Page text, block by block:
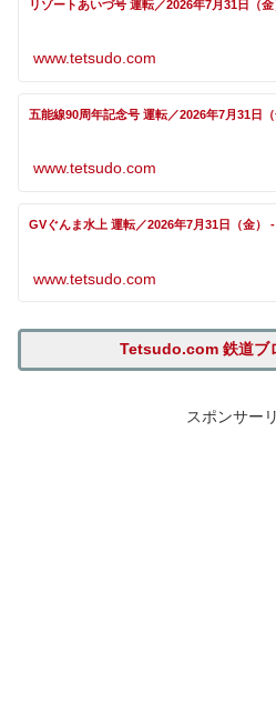
リゾートあいづ号 運転／2026年7月31日（
www.tetsudo.com
五能線90周年記念号 運転／2026年7月31日
www.tetsudo.com
GVぐんま水上 運転／2026年7月31日（金）
www.tetsudo.com
Tetsudo.com 鉄道ブ
スポンサー